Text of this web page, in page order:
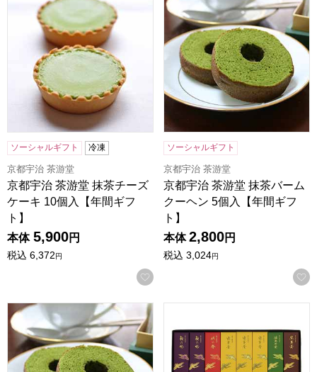
ソーシャルギフト 冷凍
京都宇治 茶游堂
京都宇治 茶游堂 抹茶チーズ
ケーキ 10個入【年間ギフ
ト】
本体 5,900円
税込 6,372円
お気に入りに登録する
ソーシャルギフト
京都宇治 茶游堂
京都宇治 茶游堂 抹茶バーム
クーヘン 5個入【年間ギフ
ト】
本体 2,800円
税込 3,024円
京都宇治 茶游堂 抹茶バームクーヘン 10個入【年間ギフト】